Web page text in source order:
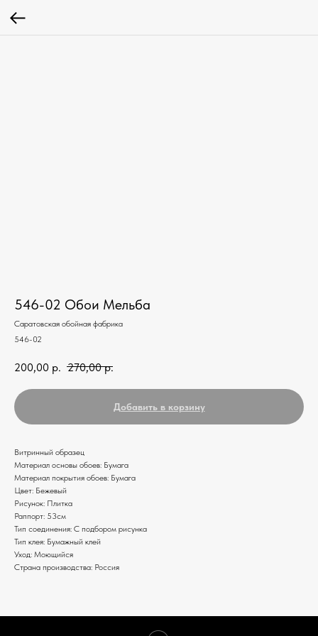
546-02 Обои Мельба
Саратовская обойная фабрика
546-02
200,00 р. 270,00 р.
Добавить в корзину
Витринный образец
Материал основы обоев: Бумага
Материал покрытия обоев: Бумага
Цвет: Бежевый
Рисунок: Плитка
Раппорт: 53см
Тип соединения: С подбором рисунка
Тип клея: Бумажный клей
Уход: Моющийся
Страна производства: Россия